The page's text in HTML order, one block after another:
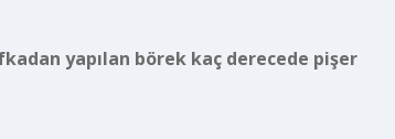
yapılan börek kaç derecede pişer